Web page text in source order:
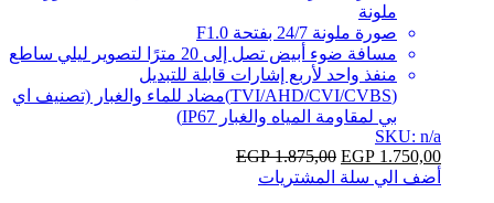
ملونة
صورة ملونة 24/7 بفتحة F1.0
مسافة ضوء أبيض تصل إلى 20 مترًا لتصوير ليلي ساطع
منفذ واحد لأربع إشارات قابلة للتبديل
(TVI/AHD/CVI/CVBS)مضاد للماء والغبار (تصنيف اي
بي لمقاومة المياه والغبار IP67)
SKU: n/a
EGP 1.750,00
EGP1.875,00
أضف الي سلة المشتريات